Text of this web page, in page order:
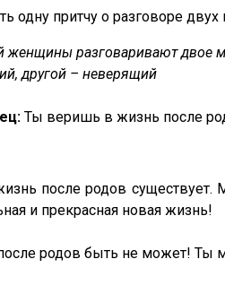
одну притчу о разговоре
женщины разговаривают двое
другой – неверящий
Ты веришь в жизнь после
после родов
и прекрасная новая жизнь!
родов быть не может!